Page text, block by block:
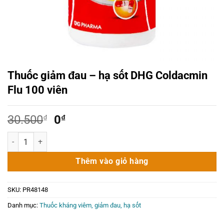
Thuốc giảm đau – hạ sốt DHG Coldacmin
Flu 100 viên
30.500₫
Giá
30.500₫.
0₫Giá
là:
0₫.
Thuốc giảm đau - hạ sốt DHG Coldacmin Flu 100 viên số lượng
Thêm vào giỏ hàng
SKU: PR48148
Danh mục: Thuốc kháng viêm, giảm đau, hạ sốt